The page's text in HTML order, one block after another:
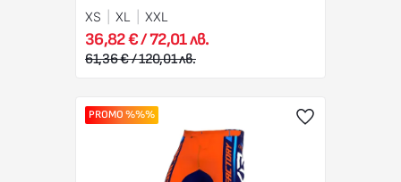
XS
XL XXL
36,82 € / 72,01 лв.
61,36 € / 120,01 лв.
PROMO %%%